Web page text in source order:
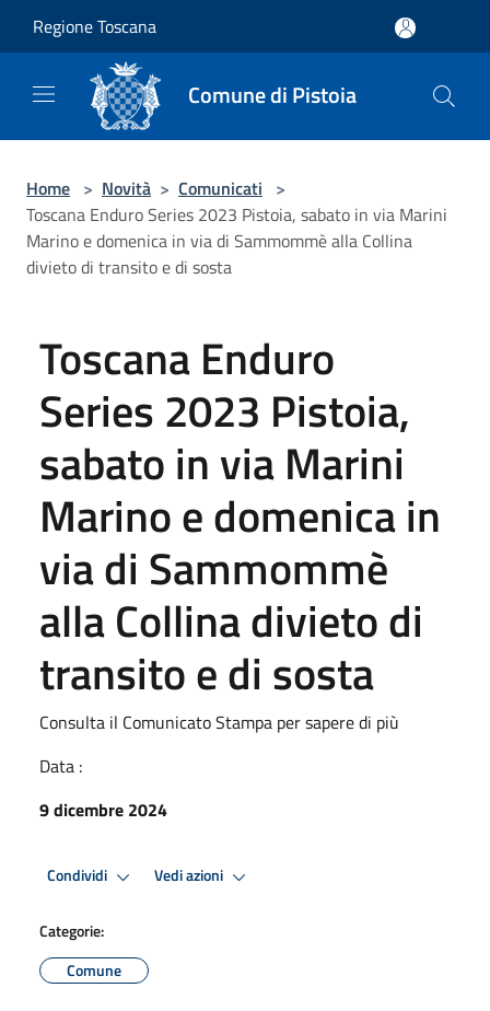
Regione Toscana
Comune di Pistoia
Home > Novità > Comunicati >
Toscana Enduro Series 2023 Pistoia, sabato in via Marini
Marino e domenica in via di Sammommè alla Collina
divieto di transito e di sosta
Toscana Enduro
Series 2023 Pistoia,
sabato in via Marini
Marino e domenica in
via di Sammommè
alla Collina divieto di
transito e di sosta
Consulta il Comunicato Stampa per sapere di più
Data :
9 dicembre 2024
Condividi Vedi azioni
Categorie:
Comune